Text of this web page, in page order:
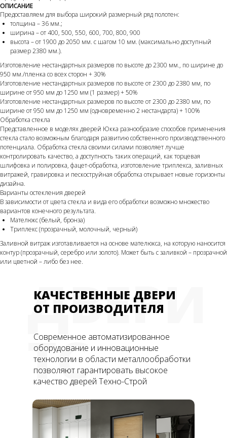
ОПИСАНИЕ
Предоставляем для выбора широкий размерный ряд полотен:
толщина – 36 мм.;
ширина – от 400, 500, 550, 600, 700, 800, 900
высота – от 1900 до 2050 мм. с шагом 10 мм. (максимально доступный
размер 2380 мм.).
Изготовление нестандартных размеров по высоте до 2300 мм., по ширине до
950 мм./пленка со всех сторон + 30%
Изготовление нестандартных размеров по высоте от 2300 до 2380 мм, по
ширине от 950 мм до 1250 мм (1 размер) + 50%
Изготовление нестандартных размеров по высоте от 2300 до 2380 мм, по
ширине от 950 мм до 1250 мм (одновременно 2 нестандарта) + 100%
Обработка стекла
Представленное в моделях дверей Юкка разнообразие способов применения
стекла стало возможным благодаря развитию собственного производственного
потенциала. Обработка стекла своими силами позволяет лучше
контролировать качество, а доступность таких операций, как торцевая
шлифовка и полировка, фацет-обработка, изготовление триплекса, заливных
витражей, гравировка и пескоструйная обработка открывает новые горизонты
дизайна.
Варианты остекления дверей
В зависимости от цвета стекла и вида его обработки возможно множество
вариантов конечного результата.
Мателюкс (белый, бронза)
Триплекс (прозрачный, молочный, черный)
Заливной витраж изготавливается на основе мателюкса, на которую наносится
контур (прозрачный, серебро или золото). Может быть с заливкой – прозрачной
или цветной – либо без нее.
ДВЕРИ
ТС
КАЧЕСТВЕННЫЕ ДВЕРИ
ОТ ПРОИЗВОДИТЕЛЯ
Современное автоматизированное
оборудование и инновационные
технологии в области металлообработки
позволяют гарантировать высокое
качество дверей Техно-Строй